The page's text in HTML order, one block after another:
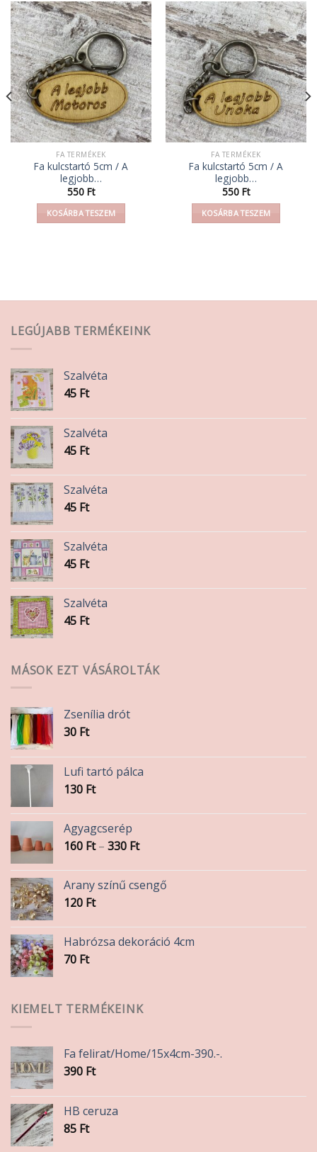
FA TERMÉKEK
Fa kulcstartó 5cm / A
legjobb…
550 Ft
KOSÁRBA TESZEM
FA TERMÉKEK
Fa kulcstartó 5cm / A
legjobb…
550 Ft
KOSÁRBA TESZEM
LEGÚJABB TERMÉKEINK
Szalvéta
45 Ft
Szalvéta
45 Ft
Szalvéta
45 Ft
Szalvéta
45 Ft
Szalvéta
45 Ft
MÁSOK EZT VÁSÁROLTÁK
Zsenília drót
30 Ft
Lufi tartó pálca
130 Ft
Agyagcserép
160 Ft – 330 FtÁrtartomány:
-
330 Ft
Arany színű csengő
120 Ft
Habrózsa dekoráció 4cm
70 Ft
KIEMELT TERMÉKEINK
Fa felirat/Home/15x4cm-390.-.
390 Ft
HB ceruza
85 Ft